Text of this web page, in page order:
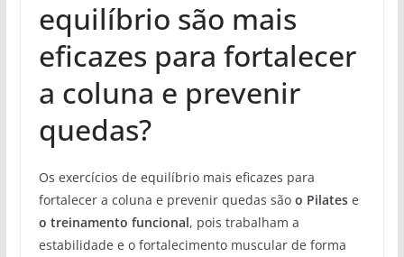
equilíbrio são mais
eficazes para fortalecer
a coluna e prevenir
quedas?
Os exercícios de equilíbrio mais eficazes para
fortalecer a coluna e prevenir quedas são o Pilatese
o treinamento funcional, pois trabalham a
estabilidade e o fortalecimento muscular de forma